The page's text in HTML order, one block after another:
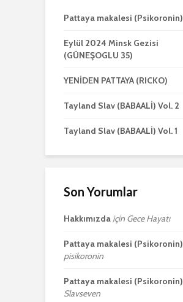
Pattaya makalesi (Psikoronin)
Eylül 2024 Minsk Gezisi
(GÜNEŞOGLU 35)
YENİDEN PATTAYA (RICKO)
Tayland Slav (BABAALİ) Vol. 2
Tayland Slav (BABAALİ) Vol. 1
Son Yorumlar
Hakkımızda için Gece Hayatı
Pattaya makalesi (Psikoronin)
pisikoronin
Pattaya makalesi (Psikoronin)
Slavseven